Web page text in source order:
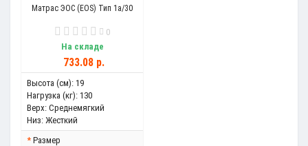
Матрас ЭОС (EOS) Тип 1а/30
0
На складе
733.08 р.
Высота (см): 19
Нагрузка (кг): 130
Верх: Среднемягкий
Низ: Жесткий
Размер